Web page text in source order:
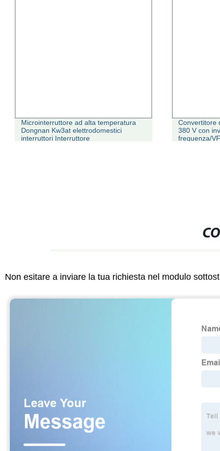
Microinterruttore ad alta temperatura
Dongnan Kw3at elettrodomestici
interruttori Interruttore
Convertitore
380 V con
frequenza/
Non esitare a inviare la tua richiesta nel modulo